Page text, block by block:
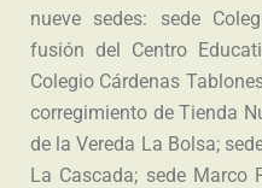
nueve sedes: sede
fusión del Centro
Colegio Cárdenas
corregimiento de Tienda
de la Vereda La Bolsa;
La Cascada; sede Marco